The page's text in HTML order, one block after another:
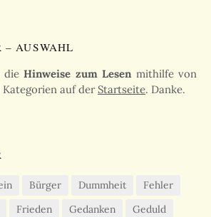
– AUSWAHL
dieHinweise zum Lesenmithilfe von
auf der Startseite. Danke.
Bürger Dummheit
Fehler
Frieden Gedanken
Geduld